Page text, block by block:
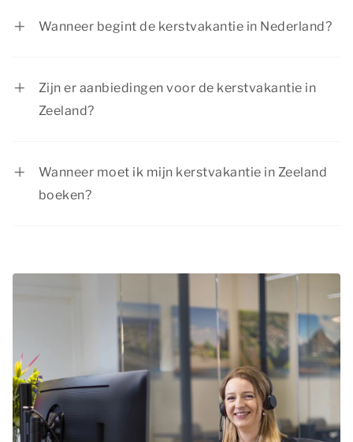
Wanneer begint de kerstvakantie in Nederland?
Zijn er aanbiedingen voor de kerstvakantie in
Zeeland?
Wanneer moet ik mijn kerstvakantie in Zeeland
boeken?
op tijd je kerstvakantie in Zeeland bij Summio